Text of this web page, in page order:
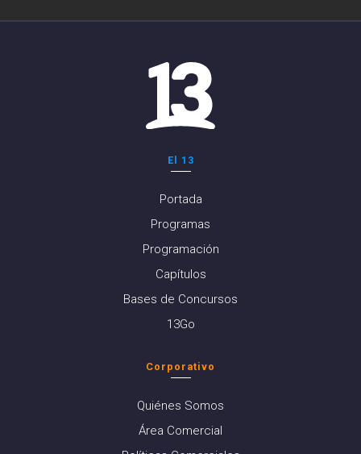
El 13
Portada
Programas
Programación
Capítulos
Bases de Concursos
13Go
Corporativo
Quiénes Somos
Área Comercial